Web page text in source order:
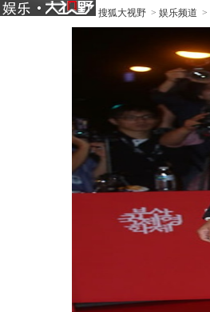
搜狐大视野 > 娱乐频道 >